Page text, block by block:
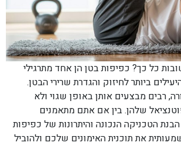
כל כך? כפיפות בטן הן אחד מתרגילי
ביותר לחיזוק והגדרת שרירי הבטן.
רבים מבצעים אותן באופן שגוי ולא
שלהן. בין אם אתם מתאמנים
הטכניקה הנכונה והיתרונות של כפיפות
את תוכנית האימונים שלכם ולהוביל